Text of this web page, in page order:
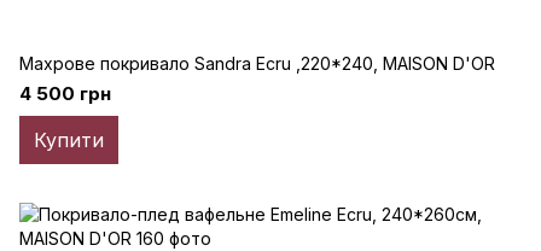
Махрове покривало Sandra Ecru ,220*240, MAISON D'OR
4 500 грн
Купити